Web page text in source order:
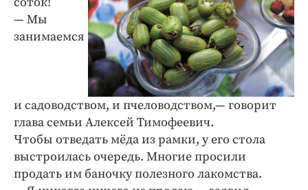
— Мы
занимаемся
и садоводством, и пчеловодством,— говорит
глава семьи Алексей Тимофеевич.
Чтобы отведать мёда из рамки, у его стола
выстроилась очередь. Многие просили
продать им баночку полезного лакомства.